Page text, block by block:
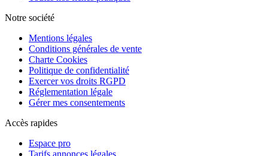
Notre société
Mentions légales
Conditions générales de vente
Charte Cookies
Politique de confidentialité
Exercer vos droits RGPD
Réglementation légale
Gérer mes consentements
Accès rapides
Espace pro
Tarifs annonces légales